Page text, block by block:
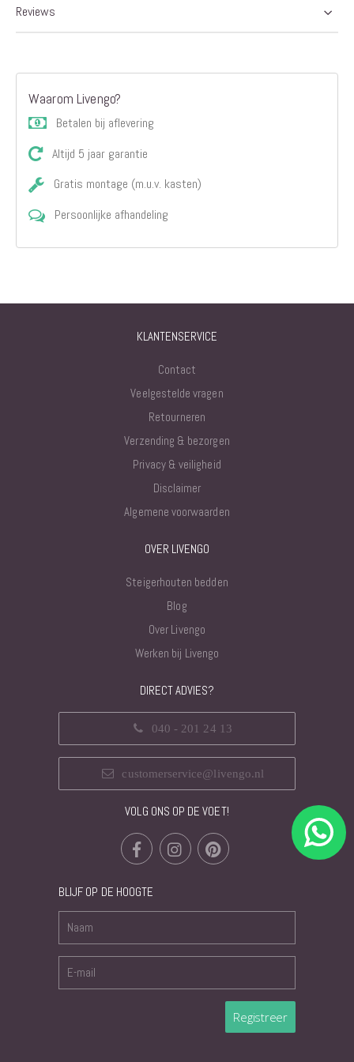
Reviews
Waarom Livengo?
Betalen bij aflevering
Altijd 5 jaar garantie
Gratis montage (m.u.v. kasten)
Persoonlijke afhandeling
KLANTENSERVICE
Contact
Veelgestelde vragen
Retourneren
Verzending & bezorgen
Privacy & veiligheid
Disclaimer
Algemene voorwaarden
OVER LIVENGO
Steigerhouten bedden
Blog
Over Livengo
Werken bij Livengo
DIRECT ADVIES?
040 - 201 24 13
customerservice@livengo.nl
VOLG ONS OP DE VOET!
BLIJF OP DE HOOGTE
Registreer